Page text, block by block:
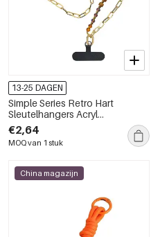
13-25 DAGEN
Simple Series Retro Hart
Sleutelhangers Acryl
Telefoonketting met
Kleurverloop
€2,64
MOQ van 1 stuk
China magazijn